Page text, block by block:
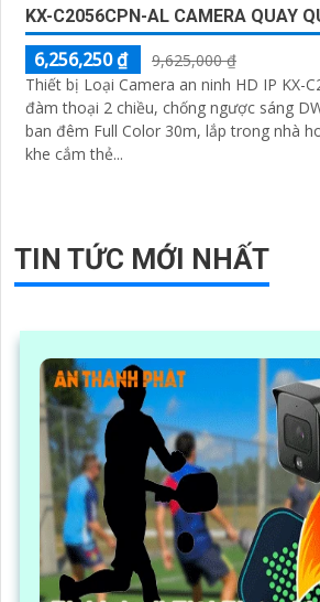
KX-C2056CPN-AL CAMERA QUAY
6,256,250 ₫
9,625,000 ₫
Thiết bị Loại Camera an ninh HD IP KX-
đàm thoại 2 chiều, chống ngược sáng
ban đêm Full Color 30m, lắp trong nhà
khe cắm thẻ...
TIN TỨC MỚI NHẤT